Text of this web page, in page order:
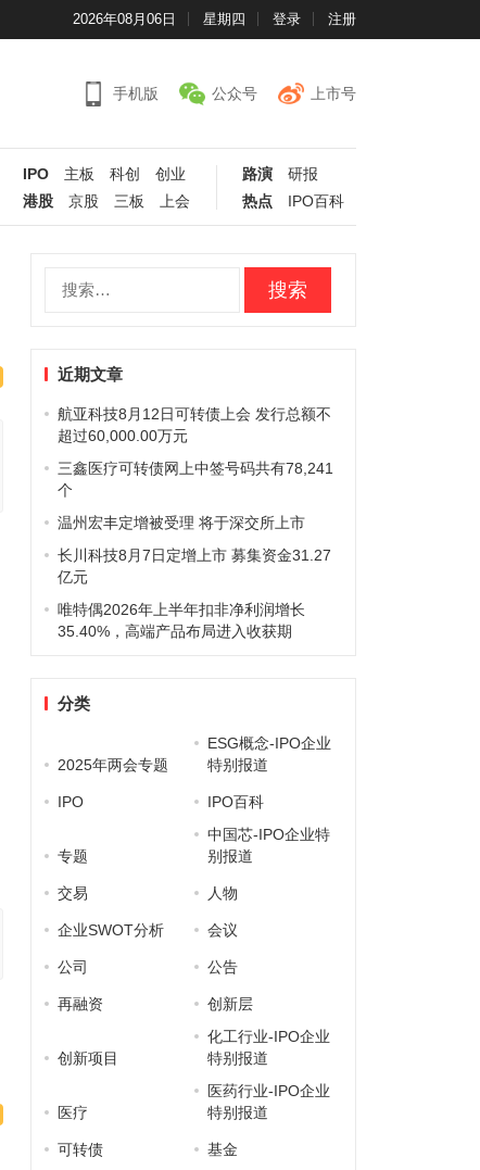
2026年08月06日 星期四 登录 注册
手机版 公众号 上市号
IPO 主板 科创
创业
港股
京股 三板 上会
路演
研报
热点
IPO百科
近期文章
航亚科技8月12日可转债上会 发行总额不
超过60,000.00万元
三鑫医疗可转债网上中签号码共有78,241
个
温州宏丰定增被受理 将于深交所上市
长川科技8月7日定增上市 募集资金31.27
亿元
唯特偶2026年上半年扣非净利润增长
35.40%，高端产品布局进入收获期
分类
2025年两会专题
ESG概念-IPO企业
特别报道
IPO IPO百科
专题
中国芯-IPO企业特
别报道
交易 人物
企业SWOT分析 会议
公司 公告
再融资 创新层
创新项目
化工行业-IPO企业
特别报道
医疗
医药行业-IPO企业
特别报道
可转债 基金